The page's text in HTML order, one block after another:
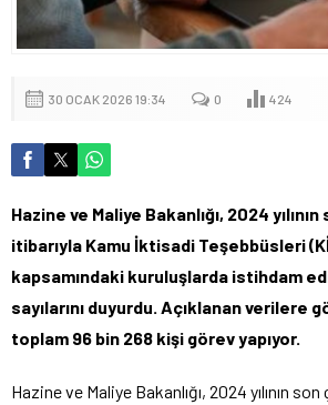
30 OCAK 2026 19:34 0 424
Hazine ve Maliye Bakanlığı, 2024
itibarıyla Kamu İktisadi Teşebbüsleri
kapsamındaki kuruluşlarda istihdam
sayılarını duyurdu. Açıklanan verilere
toplam 96 bin 268 kişi görev yapıyor.
Hazine ve Maliye Bakanlığı, 2024 yılının